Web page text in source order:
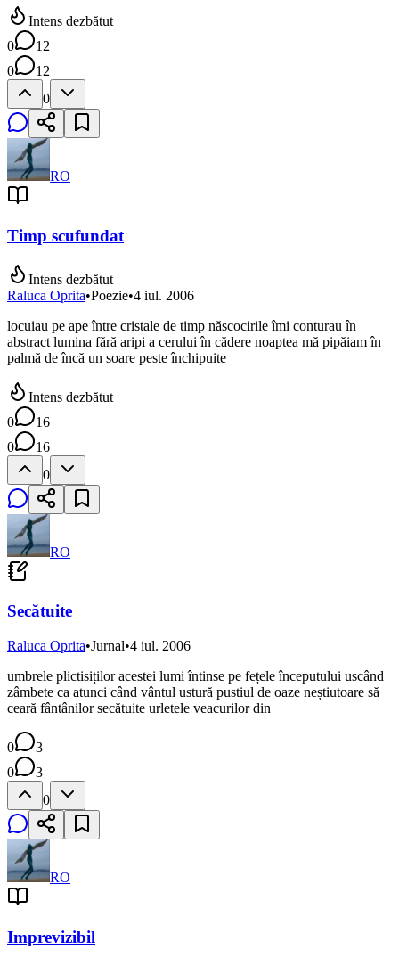
Intens dezbătut
0
12
0
12
0
RO
Timp scufundat
Intens dezbătut
Raluca Oprita•Poezie•4 iul. 2006
locuiau pe ape între cristale de timp născocirile îmi conturau în
abstract lumina fără aripi a cerului în cădere noaptea mă pipăiam în
palmă de încă un soare peste închipuite
Intens dezbătut
0
16
0
16
0
RO
Secătuite
Raluca Oprita•Jurnal•4 iul. 2006
umbrele plictisiților acestei lumi întinse pe fețele începutului uscând
zâmbete ca atunci când vântul ustură pustiul de oaze neștiutoare să
ceară fântânilor secătuite urletele veacurilor din
0
3
0
3
0
RO
Imprevizibil